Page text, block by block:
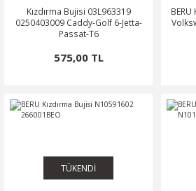
Kızdırma Bujisi 03L963319
0250403009 Caddy-Golf 6-Jetta-
Passat-T6
575,00 TL
TÜKENDİ